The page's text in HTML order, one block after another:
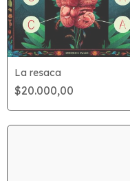
La resaca
$20.000,00